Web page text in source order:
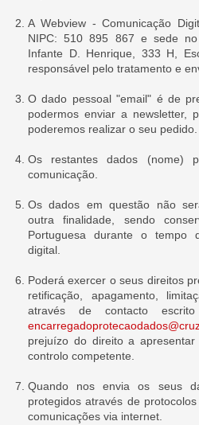
A Webview - Comunicação
NIPC: 510 895 867 e sede no
Infante D. Henrique, 333 H,
responsável pelo tratamento e
O dado pessoal "email" é de
podermos enviar a newsletter,
poderemos realizar o seu pedido.
Os restantes dados (nome)
comunicação.
Os dados em questão não
outra finalidade, sendo
Portuguesa durante o tempo
digital.
Poderá exercer o seus direitos
retificação, apagamento,
através de contacto
prejuízo do direito a
controlo competente.
Quando nos envia os seus
protegidos através de
comunicações via internet.